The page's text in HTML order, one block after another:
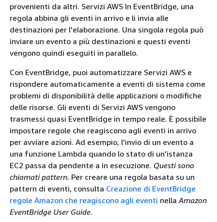
provenienti da altri. Servizi AWS In EventBridge, una
regola abbina gli eventi in arrivo e li invia alle
destinazioni per l'elaborazione. Una singola regola può
inviare un evento a più destinazioni e questi eventi
vengono quindi eseguiti in parallelo.
Con EventBridge, puoi automatizzare Servizi AWS e
rispondere automaticamente a eventi di sistema come
problemi di disponibilità delle applicazioni o modifiche
delle risorse. Gli eventi di Servizi AWS vengono
trasmessi quasi EventBridge in tempo reale. È possibile
impostare regole che reagiscono agli eventi in arrivo
per avviare azioni. Ad esempio, l'invio di un evento a
una funzione Lambda quando lo stato di un'istanza
EC2 passa da pendente a in esecuzione. Questi sono
chiamati pattern. Per creare una regola basata su un
pattern di eventi, consulta Creazione di EventBridge
regole Amazon che reagiscono agli eventi nellaAmazon
EventBridge User Guide.